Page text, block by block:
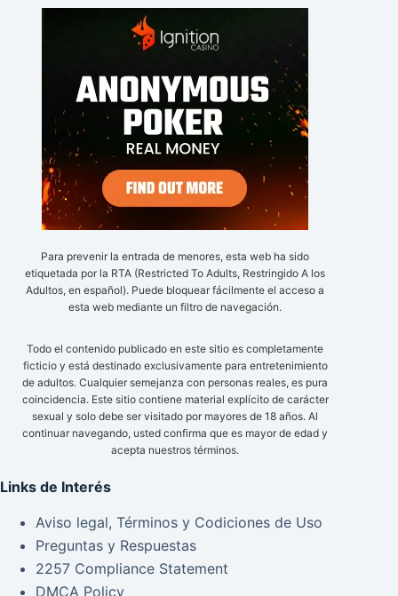
Para prevenir la entrada de menores, esta web ha sido
etiquetada por la RTA (Restricted To Adults, Restringido A los
Adultos, en español). Puede bloquear fácilmente el acceso a
esta web mediante un filtro de navegación.
Todo el contenido publicado en este sitio es completamente
ficticio y está destinado exclusivamente para entretenimiento
de adultos. Cualquier semejanza con personas reales, es pura
coincidencia. Este sitio contiene material explícito de carácter
sexual y solo debe ser visitado por mayores de 18 años. Al
continuar navegando, usted confirma que es mayor de edad y
acepta nuestros términos.
Links de Interés
Aviso legal, Términos y Codiciones de Uso
Preguntas y Respuestas
2257 Compliance Statement
DMCA Policy